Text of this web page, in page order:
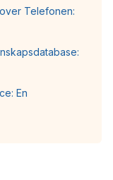
Telefonen:
En